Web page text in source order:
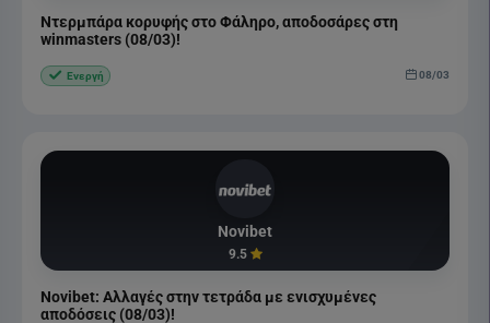
Ντερμπάρα κορυφής στο Φάληρο, αποδοσάρες στη
winmasters (08/03)!
Ενεργή 08/03
Novibet
9.5
Novibet: Αλλαγές στην τετράδα με ενισχυμένες
αποδόσεις (08/03)!